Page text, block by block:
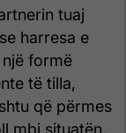
tuaj
harresa e
formë
të tilla,
që përmes
mbi situatën.